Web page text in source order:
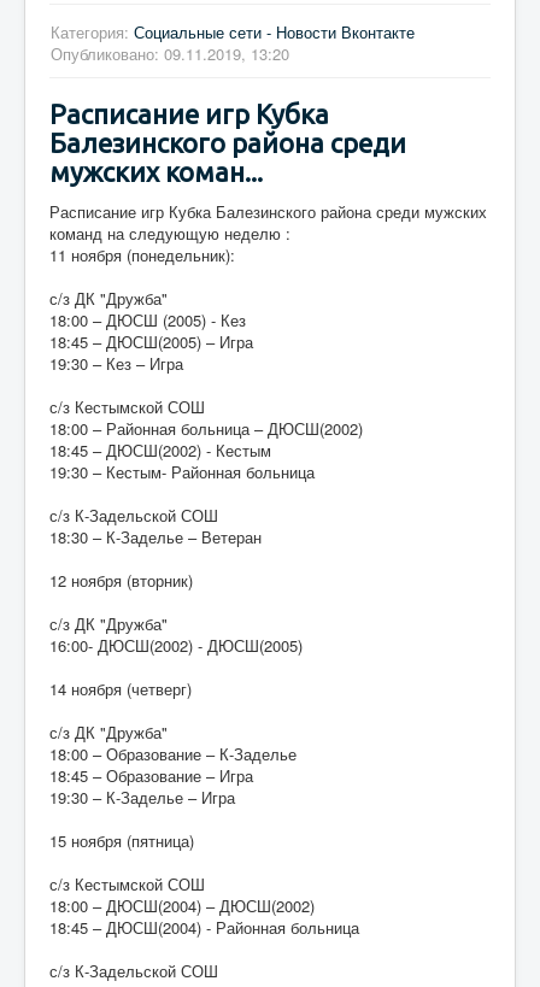
Категория: Социальные сети - Новости Вконтакте
Опубликовано: 09.11.2019, 13:20
Расписание игр Кубка
Балезинского района среди
мужских коман...
Расписание игр Кубка Балезинского района среди мужских
команд на следующую неделю :
11 ноября (понедельник):
с/з ДК "Дружба"
18:00 – ДЮСШ (2005) - Кез
18:45 – ДЮСШ(2005) – Игра
19:30 – Кез – Игра
с/з Кестымской СОШ
18:00 – Районная больница – ДЮСШ(2002)
18:45 – ДЮСШ(2002) - Кестым
19:30 – Кестым- Районная больница
с/з К-Задельской СОШ
18:30 – К-Заделье – Ветеран
12 ноября (вторник)
с/з ДК "Дружба"
16:00- ДЮСШ(2002) - ДЮСШ(2005)
14 ноября (четверг)
с/з ДК "Дружба"
18:00 – Образование – К-Заделье
18:45 – Образование – Игра
19:30 – К-Заделье – Игра
15 ноября (пятница)
с/з Кестымской СОШ
18:00 – ДЮСШ(2004) – ДЮСШ(2002)
18:45 – ДЮСШ(2004) - Районная больница
с/з К-Задельской СОШ